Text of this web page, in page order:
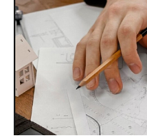
снятие. В целом не давать
лишним тысячи человек.
запрет отозвать. При этом,
примерно каждый пятый из
никогда кредиты не брал,
а больше половины имеют